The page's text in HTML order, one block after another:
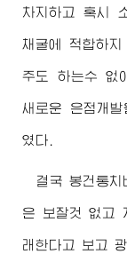
차지하고 혹시
채굴에 적합하
주도 하는수 없
새로운 은점개
였다.
결국 봉건통
은 보잘것 없고
래한다고 보고